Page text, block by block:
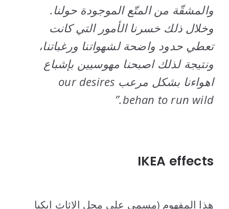
والمشقّة من المتّع الموجودة حولنا.
وخلال ذلك خسرنا الأمور التي كانت
تعطي حدود واضحة لشهواتنا ورغباتنا،
ونتيجة لذلك اصبحنا مهوسيين بإشباع
اهواءنا بشكل مرعب our desires
behan to run wild.”
IKEA effects
هذا المفهوم (مسمى على محل الاثاث ايكيا